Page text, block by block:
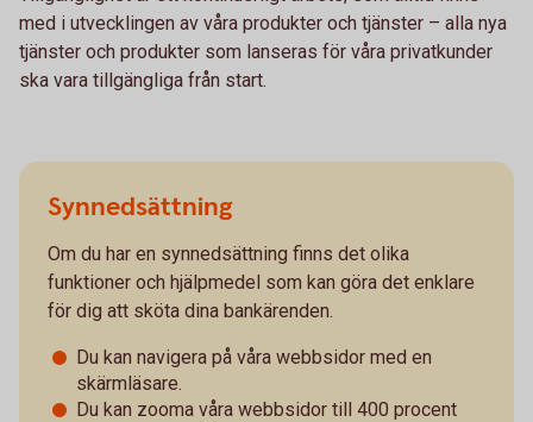
med i utvecklingen av våra produkter och tjänster – alla nya
tjänster och produkter som lanseras för våra privatkunder
ska vara tillgängliga från start.
Synnedsättning
Om du har en synnedsättning finns det olika
funktioner och hjälpmedel som kan göra det enklare
för dig att sköta dina bankärenden.
Du kan navigera på våra webbsidor med en
skärmläsare.
Du kan zooma våra webbsidor till 400 procent